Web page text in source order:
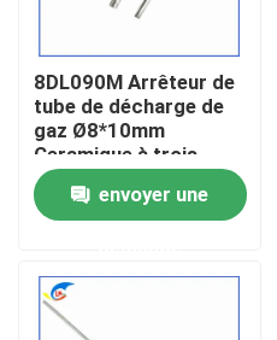
8DL090M Arrêteur de
tube de décharge de
gaz Ø8*10mm
Ceramique à trois
pôles
envoyer une